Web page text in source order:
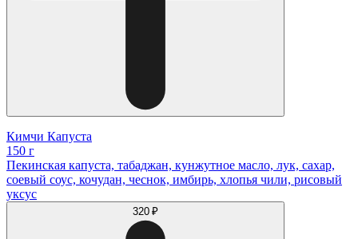
Кимчи Капуста
150 г
Пекинская капуста, табаджан, кунжутное масло, лук, сахар,
соевый соус, кочудан, чеснок, имбирь, хлопья чили, рисовый
уксус
320 ₽